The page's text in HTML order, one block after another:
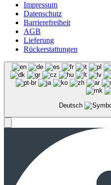
Impressum
Datenschutz
Barrierefreiheit
AGB
Lieferung
Rückerstattungen
Deutsch